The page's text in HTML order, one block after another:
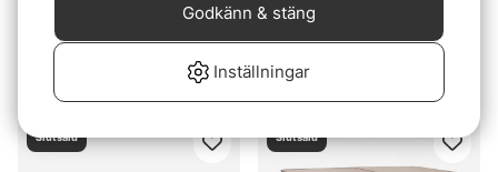
FlyBag Ghillie
Megabass Mobile Pouch
499 kr
Slutsåld Slutsåld
Inställningar
Godkänn & stäng